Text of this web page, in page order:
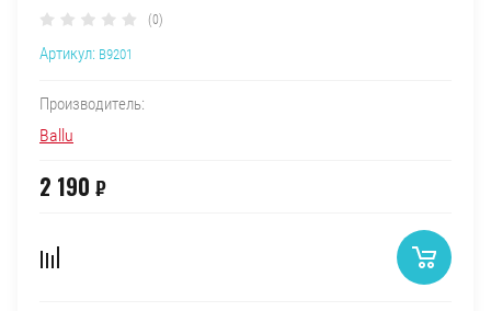
(0)
Артикул: B9201
Производитель:
Ballu
2 190 ₽